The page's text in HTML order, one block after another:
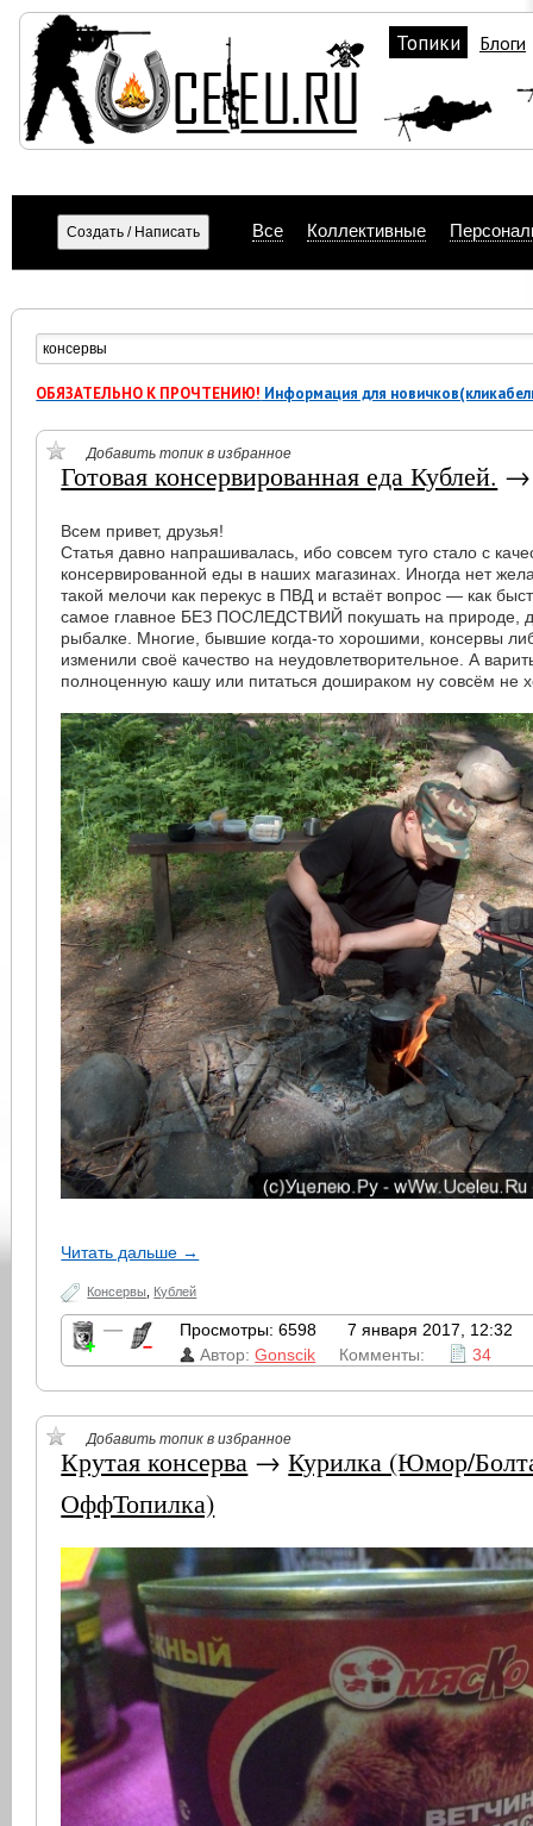
Топики Блоги
Все Коллективные
ОБЯЗАТЕЛЬНО К ПРОЧТЕНИЮ! Информация для
Добавить топик в избранное
Готовая консервированная еда Кублей.
Всем привет, друзья!
Статья давно напрашивалась, ибо совсем туго стало с
консервированной еды в наших магазинах. Иногда нет
такой мелочи как перекус в ПВД и встаёт вопрос — как
самое главное БЕЗ ПОСЛЕДСТВИЙ покушать на природе,
рыбалке. Многие, бывшие когда-то хорошими, консервы
изменили своё качество на неудовлетворительное. А
полноценную кашу или питаться дошираком ну совсём не
Читать дальше →
Консервы Кублей
— Просмотры: 6598
7 января 2017, 12:32
Автор:Gonscik Комменты: 34
Добавить топик в избранное
Крутая консерва →Курилка (Юмор/
ОффТопилка)